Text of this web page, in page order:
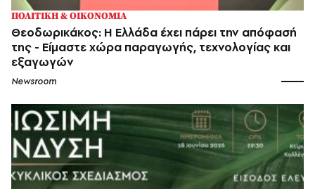
ΠΟΛΙΤΙΚΗ & ΟΙΚΟΝΟΜΙΑ
Θεοδωρικάκος: Η Ελλάδα έχει πάρει την απόφασή
της - Είμαστε χώρα παραγωγής, τεχνολογίας και
εξαγωγών
Newsroom